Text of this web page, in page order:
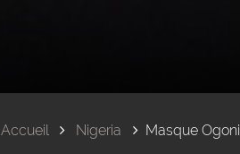
Accueil Nigeria Masque Ogoni